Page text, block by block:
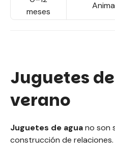
meses
6+ años
Juguetes
verano
Juguetes de aguano son
construcción de